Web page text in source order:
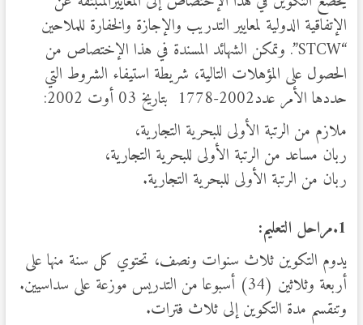
الإتفاقية الدولية لمعايير التدريب والإجازة والخفارة للملاحين
“STCW”. وتمكن الشهائد المسندة في هذا الإختصاص من
الحصول على المؤهلات التالية، شريطة استيفاء الشروط التي
حددها الأمر عدد2002-1778 بتاريخ 03 أوت 2002:
ملازم من الرتبة الأولى للبحرية التجارية،
ربان مساعد من الرتبة الأولى للبحرية التجارية،
ربان من الرتبة الأولى للبحرية التجارية.
1.مراحل التعليم:
يدوم التكوين ثلاث سنوات ونصف، تحتوي كل سنة منها على
أربعة وثلاثين (34) أسبوعا من التدريس موزعة على سداسيين.
وتنقسم مدة التكوين إلى ثلاث فترات.